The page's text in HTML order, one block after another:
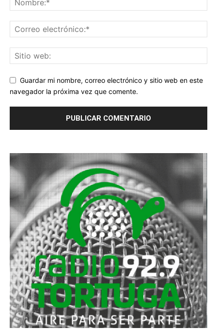
Guardar mi nombre, correo electrónico y sitio web en este
navegador la próxima vez que comente.